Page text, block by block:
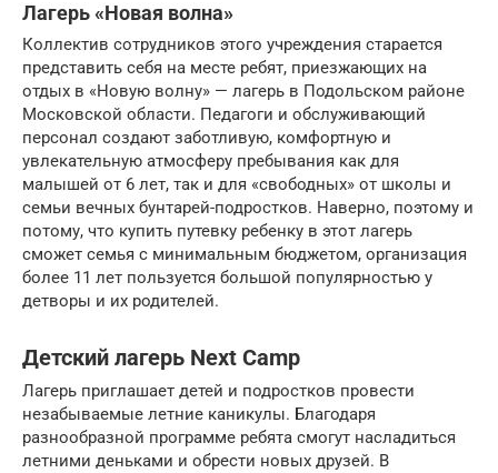
Лагерь «Новая волна»
Коллектив сотрудников этого учреждения старается
представить себя на месте ребят, приезжающих на
отдых в «Новую волну» — лагерь в Подольском районе
Московской области. Педагоги и обслуживающий
персонал создают заботливую, комфортную и
увлекательную атмосферу пребывания как для
малышей от 6 лет, так и для «свободных» от школы и
семьи вечных бунтарей-подростков. Наверно, поэтому и
потому, что купить путевку ребенку в этот лагерь
сможет семья с минимальным бюджетом, организация
более 11 лет пользуется большой популярностью у
детворы и их родителей.
Детский лагерь Next Camp
Лагерь приглашает детей и подростков провести
незабываемые летние каникулы. Благодаря
разнообразной программе ребята смогут насладиться
летними деньками и обрести новых друзей. В